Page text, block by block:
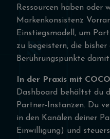
Ressourcen haben oder
Markenkonsistenz
Einstiegsmodell, um
zu begeistern, die bisher
Berührungspunkte
In der Praxis mit
Dashboard behältst du
Partner-Instanzen. Du
in den Kanälen deiner
Einwilligung) und